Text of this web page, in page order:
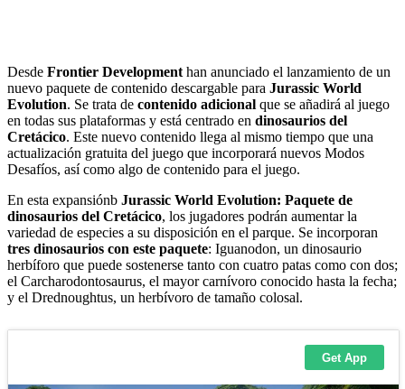
Desde Frontier Development han anunciado el lanzamiento de un
nuevo paquete de contenido descargable para Jurassic World
Evolution. Se trata de contenido adicional que se añadirá al juego
en todas sus plataformas y está centrado en dinosaurios del
Cretácico. Este nuevo contenido llega al mismo tiempo que una
actualización gratuita del juego que incorporará nuevos Modos
Desafíos, así como algo de contenido para el juego.
En esta expansiónb Jurassic World Evolution: Paquete de
dinosaurios del Cretácico, los jugadores podrán aumentar la
variedad de especies a su disposición en el parque. Se incorporan
tres dinosaurios con este paquete: Iguanodon, un dinosaurio
herbíforo que puede sostenerse tanto con cuatro patas como con dos;
el Carcharodontosaurus, el mayor carnívoro conocido hasta la fecha;
y el Drednoughtus, un herbívoro de tamaño colosal.